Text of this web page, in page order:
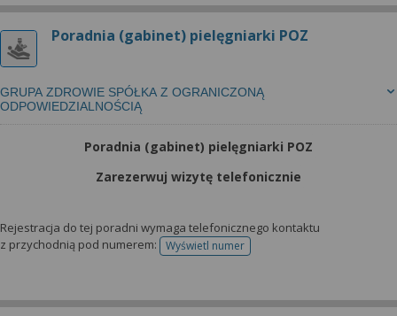
Poradnia (gabinet) pielęgniarki POZ
GRUPA ZDROWIE SPÓŁKA Z OGRANICZONĄ
ODPOWIEDZIALNOŚCIĄ
Poradnia (gabinet) pielęgniarki POZ
Zarezerwuj wizytę telefonicznie
Rejestracja do tej poradni wymaga telefonicznego kontaktu
z przychodnią pod numerem:
Wyświetl numertelefonu do rejestracji